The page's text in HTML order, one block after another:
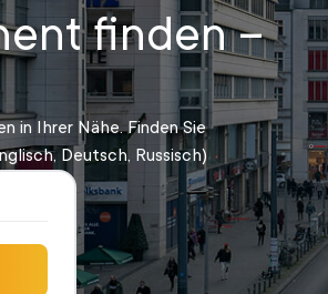
finden –
in Ihrer Nähe. Finden Sie
Deutsch, Russisch)